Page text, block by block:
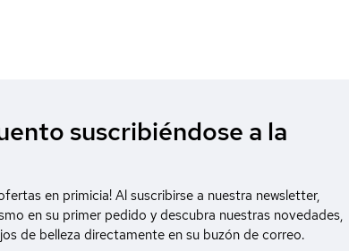
suscribiéndose a la
en primicia! Al suscribirse a nuestra newsletter,
en su primer pedido y descubra nuestras novedades,
de belleza directamente en su buzón de correo.